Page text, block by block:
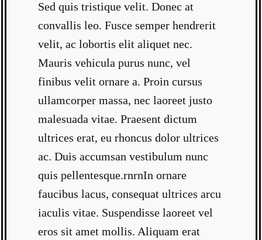
Sed quis tristique velit. Donec at
convallis leo. Fusce semper hendrerit
velit, ac lobortis elit aliquet nec.
Mauris vehicula purus nunc, vel
finibus velit ornare a. Proin cursus
ullamcorper massa, nec laoreet justo
malesuada vitae. Praesent dictum
ultrices erat, eu rhoncus dolor ultrices
ac. Duis accumsan vestibulum nunc
quis pellentesque.rnrnIn ornare
faucibus lacus, consequat ultrices arcu
iaculis vitae. Suspendisse laoreet vel
eros sit amet mollis. Aliquam erat